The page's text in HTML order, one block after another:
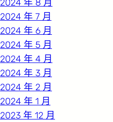
2024 年 8 月
2024 年 7 月
2024 年 6 月
2024 年 5 月
2024 年 4 月
2024 年 3 月
2024 年 2 月
2024 年 1 月
2023 年 12 月